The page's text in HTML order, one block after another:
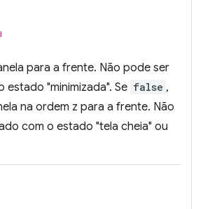
para a frente. Não pode ser
estado "minimizada". Se false ,
na ordem z para a frente. Não
com o estado "tela cheia" ou